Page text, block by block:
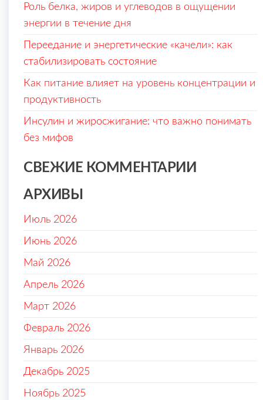
Роль белка, жиров и углеводов в ощущении
энергии в течение дня
Переедание и энергетические «качели»: как
стабилизировать состояние
Как питание влияет на уровень концентрации и
продуктивность
Инсулин и жиросжигание: что важно понимать
без мифов
СВЕЖИЕ КОММЕНТАРИИ
АРХИВЫ
Июль 2026
Июнь 2026
Май 2026
Апрель 2026
Март 2026
Февраль 2026
Январь 2026
Декабрь 2025
Ноябрь 2025